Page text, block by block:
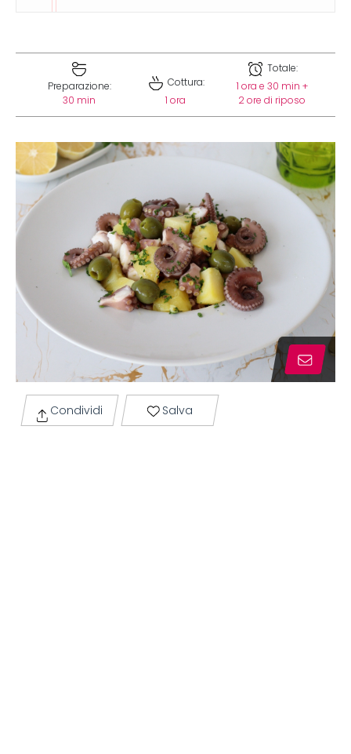
Preparazione:
30 min
Cottura:
1 ora
Totale:
1 ora e 30 min +
2 ore di riposo
Condividi Salva